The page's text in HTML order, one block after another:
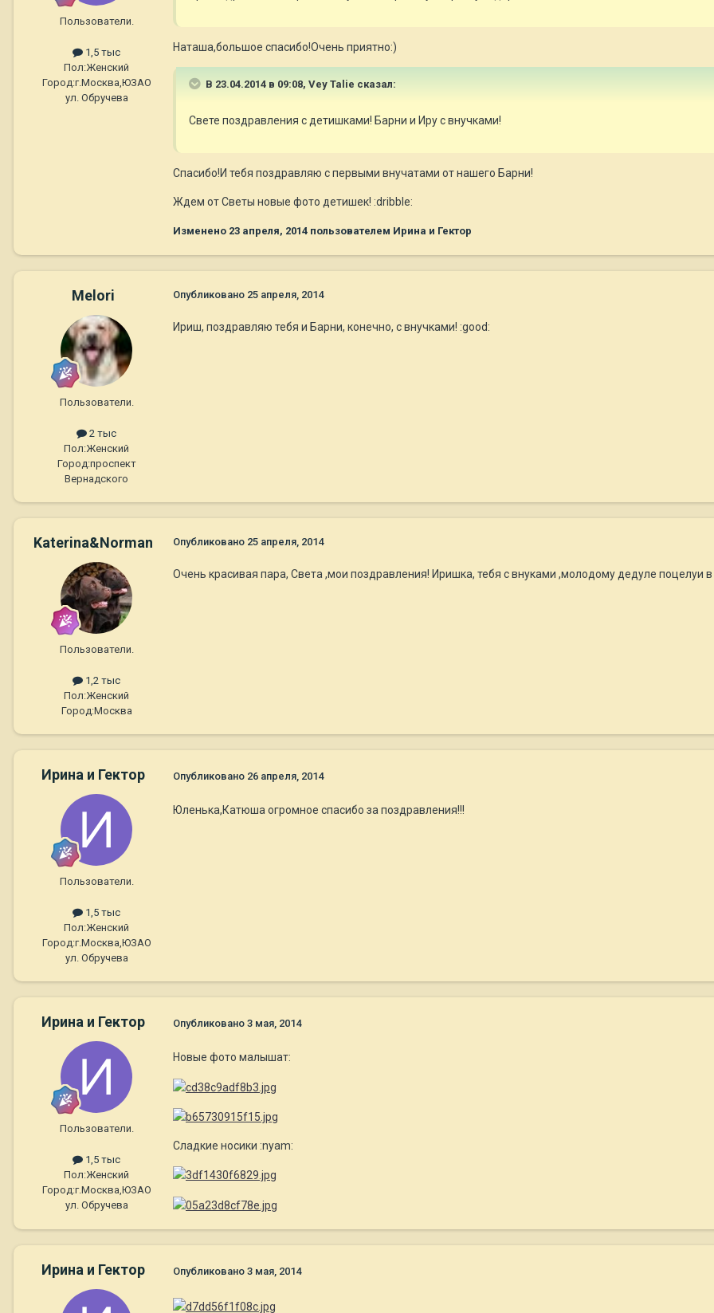
Пользователи.
1,5 тыс
Пол:Женский
Город:г.Москва,ЮЗАО
ул. Обручева
Наташа,большое спасибо!Очень приятно:)
В 23.04.2014 в 09:08, Vey Talie сказал:
Свете поздравления с детишками! Барни и Иру с внучками!
Спасибо!И тебя поздравляю с первыми внучатами от нашего Барни!
Ждем от Светы новые фото детишек! :dribble:
Изменено 23 апреля, 2014 пользователем Ирина и Гектор
Melori
Пользователи.
2 тыс
Пол:Женский
Город:проспект
Вернадского
Опубликовано 25 апреля, 2014
Ириш, поздравляю тебя и Барни, конечно, с внучками! :good:
Katerina&Norman
Пользователи.
1,2 тыс
Пол:Женский
Город:Москва
Опубликовано 25 апреля, 2014
Очень красивая пара, Света ,мои поздравления! Иришка, тебя с внуками ,молодому дедуле поцелуи
Ирина и Гектор
Пользователи.
1,5 тыс
Пол:Женский
Город:г.Москва,ЮЗАО
ул. Обручева
Опубликовано 26 апреля, 2014
Юленька,Катюша огромное спасибо за поздравления!!!
Ирина и Гектор
Пользователи.
1,5 тыс
Пол:Женский
Город:г.Москва,ЮЗАО
ул. Обручева
Опубликовано 3 мая, 2014
Новые фото малышат:
Сладкие носики :nyam:
Ирина и Гектор Опубликовано 3 мая, 2014